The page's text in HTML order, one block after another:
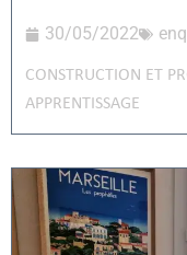
30/05/2022
CONSTRUCTION ET
APPRENTISSAGE